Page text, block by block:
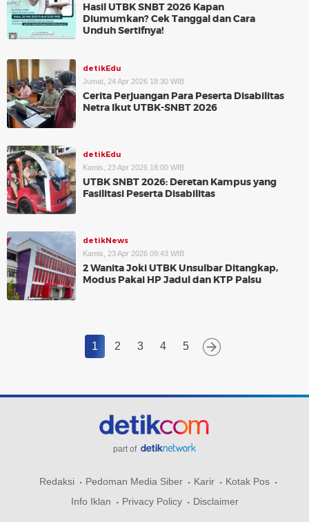
Hasil UTBK SNBT 2026 Kapan
Diumumkan? Cek Tanggal dan Cara
Unduh Sertifnya!
detikEdu
Jumat, 24 Apr 2026 18:30 WIB
Cerita Perjuangan Para Peserta Disabilitas
Netra Ikut UTBK-SNBT 2026
detikEdu
Kamis, 23 Apr 2026 18:00 WIB
UTBK SNBT 2026: Deretan Kampus yang
Fasilitasi Peserta Disabilitas
detikNews
Kamis, 23 Apr 2026 09:43 WIB
2 Wanita Joki UTBK Unsulbar Ditangkap,
Modus Pakai HP Jadul dan KTP Palsu
1 2 3 4 5
part of
Redaksi Pedoman Media Siber Karir
Kotak Pos
Info Iklan
Privacy Policy Disclaimer